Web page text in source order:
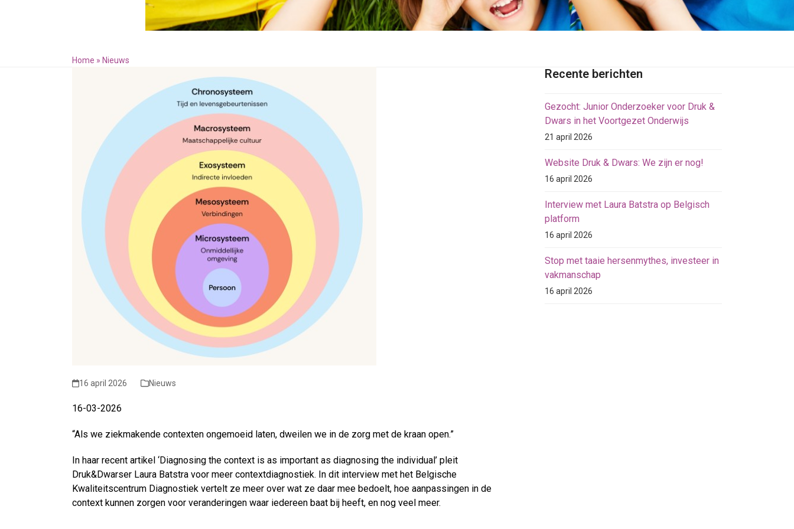
Home » Nieuws
16 april 2026 Nieuws
16-03-2026
“Als we ziekmakende contexten ongemoeid laten, dweilen we in de zorg met de kraan open.”
In haar recent artikel ‘Diagnosing the context is as important as diagnosing the individual’ pleit
Druk&Dwarser Laura Batstra voor meer contextdiagnostiek. In dit interview met het Belgische
Kwaliteitscentrum Diagnostiek vertelt ze meer over wat ze daar mee bedoelt, hoe aanpassingen in de
context kunnen zorgen voor veranderingen waar iedereen baat bij heeft, en nog veel meer.
Recente berichten
Gezocht: Junior Onderzoeker voor Druk &
Dwars in het Voortgezet Onderwijs
21 april 2026
Website Druk & Dwars: We zijn er nog!
16 april 2026
Interview met Laura Batstra op Belgisch
platform
16 april 2026
Stop met taaie hersenmythes, investeer in
vakmanschap
16 april 2026